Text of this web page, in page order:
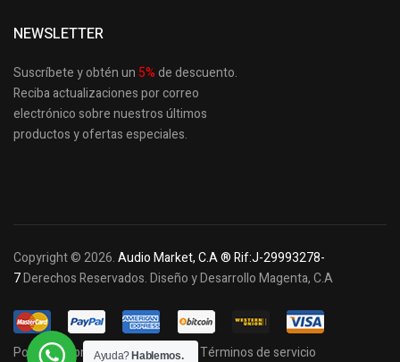
NEWSLETTER
Suscríbete y obtén un 5%de descuento.
Reciba actualizaciones por correo
electrónico sobre nuestros últimos
productosy ofertas especiales.
Copyright © 2026.Audio Market, C.A ® Rif:J-29993278-
7Derechos Reservados. Diseño y Desarrollo Magenta, C.A
Política de privacidad y cookies Términos de servicio
Ayuda? Hablemos.